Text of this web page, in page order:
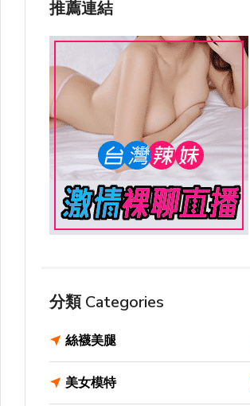
推薦連結
分類 Categories
絲襪美腿
美女模特